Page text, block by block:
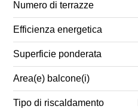
Numero di terrazze
Efficienza energetica
Superficie ponderata
Area(e) balcone(i)
Tipo di riscaldamento